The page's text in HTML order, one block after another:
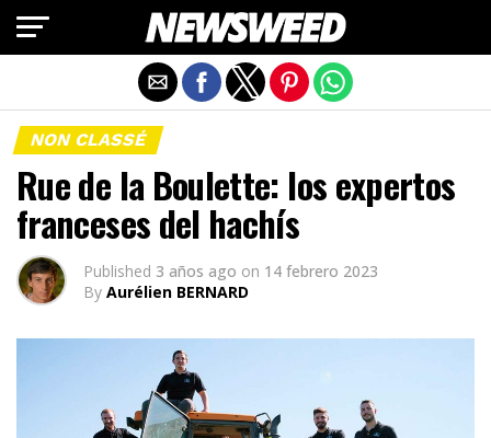
NON CLASSÉ
Rue de la Boulette: los expertos
franceses del hachís
Published 3 años ago on 14 febrero 2023
By Aurélien BERNARD
Salir de la versión móvil